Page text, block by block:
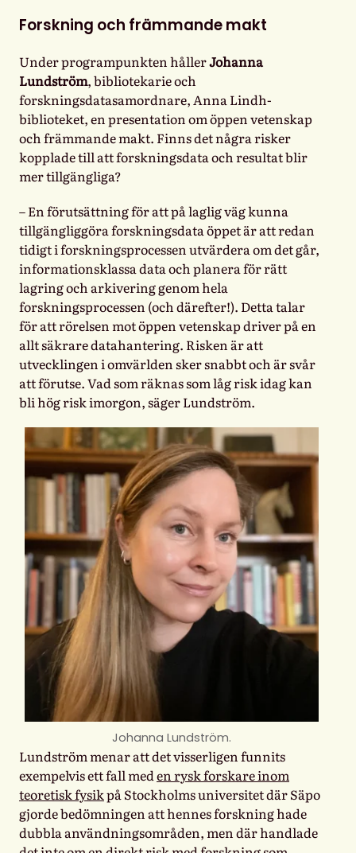
Forskning och främmande makt
Under programpunkten hållerJohanna
Lundström, bibliotekarie och
forskningsdatasamordnare, Anna Lindh-
biblioteket, en presentation om öppen vetenskap
och främmande makt. Finns det några risker
kopplade till att forskningsdata och resultat blir
mer tillgängliga?
– En förutsättning för att på laglig väg kunna
tillgängliggöra forskningsdata öppet är att redan
tidigt i forskningsprocessen utvärdera om det går,
informationsklassa data och planera för rätt
lagring och arkivering genom hela
forskningsprocessen (och därefter!). Detta talar
för att rörelsen mot öppen vetenskap driver på en
allt säkrare datahantering. Risken är att
utvecklingen i omvärlden sker snabbt och är svår
att förutse. Vad som räknas som låg risk idag kan
bli hög risk imorgon, säger Lundström.
Johanna Lundström.
Lundström menar att det visserligen funnits
exempelvis ett fall meden rysk forskare inom
teoretisk fysikpå Stockholms universitet där Säpo
gjorde bedömningen att hennes forskning hade
dubbla användningsområden, men där handlade